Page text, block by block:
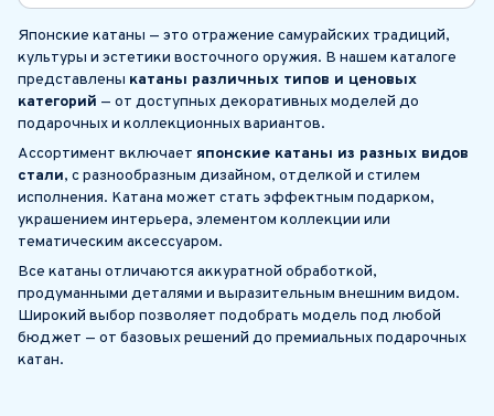
Японские катаны — это отражение самурайских традиций,
культуры и эстетики восточного оружия. В нашем каталоге
представлены катаны различных типов и ценовых
категорий — от доступных декоративных моделей до
подарочных и коллекционных вариантов.
Ассортимент включает японские катаны из разных видов
стали, с разнообразным дизайном, отделкой и стилем
исполнения. Катана может стать эффектным подарком,
украшением интерьера, элементом коллекции или
тематическим аксессуаром.
Все катаны отличаются аккуратной обработкой,
продуманными деталями и выразительным внешним видом.
Широкий выбор позволяет подобрать модель под любой
бюджет — от базовых решений до премиальных подарочных
катан.